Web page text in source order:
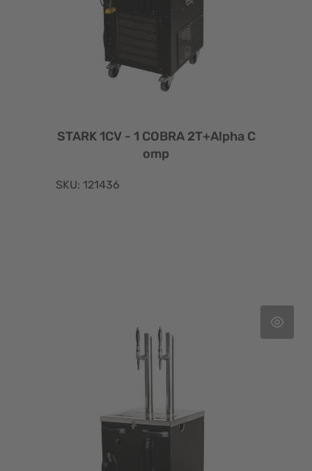
STARK 1CV - 1 COBRA 2T+Alpha C
omp
SKU: 121436